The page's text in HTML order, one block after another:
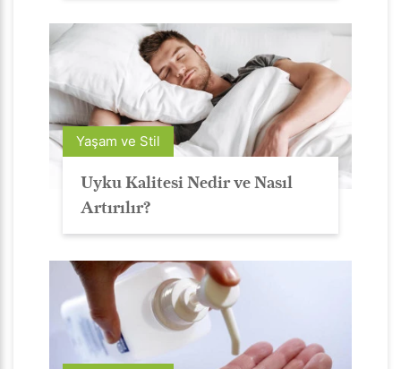
Yaşam ve Stil
Uyku Kalitesi Nedir ve Nasıl
Artırılır?